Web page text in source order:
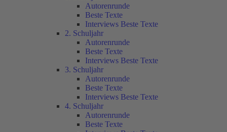
Autorenrunde
Beste Texte
Interviews Beste Texte
2. Schuljahr
Autorenrunde
Beste Texte
Interviews Beste Texte
3. Schuljahr
Autorenrunde
Beste Texte
Interviews Beste Texte
4. Schuljahr
Autorenrunde
Beste Texte